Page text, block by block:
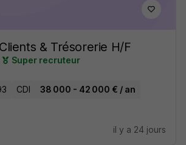
& Trésorerie H/F
Super recruteur
CDI 38 000 - 42 000 € / an
il y a 24 jours